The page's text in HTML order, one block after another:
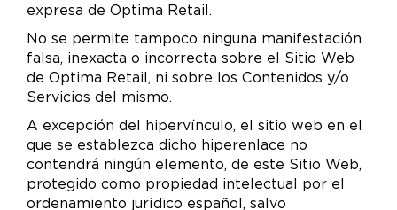
expresa de Optima Retail.
No se permite tampoco ninguna manifestación
falsa, inexacta o incorrecta sobre el Sitio Web
de Optima Retail, ni sobre los Contenidos y/o
Servicios del mismo.
A excepción del hipervínculo, el sitio web en el
que se establezca dicho hiperenlace no
contendrá ningún elemento, de este Sitio Web,
protegido como propiedad intelectual por el
ordenamiento jurídico español, salvo